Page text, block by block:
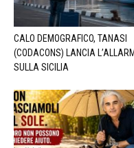
CALO DEMOGRAFICO, TANASI
(CODACONS) LANCIA
SULLA SICILIA